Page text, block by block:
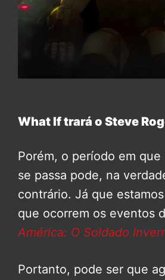
What If trará o Steve
Porém, o período em que
se passa pode, na
contrário. Já que
que ocorrem os eventos
América: O Soldado
Portanto, pode ser que